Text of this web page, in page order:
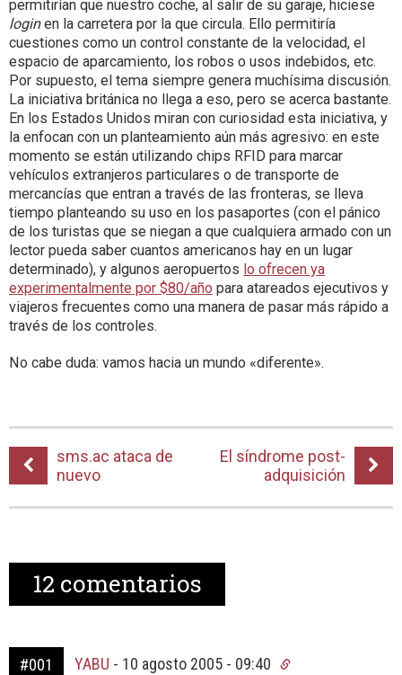
permitirían que nuestro coche, al salir de su garaje, hiciese
loginen la carretera por la que circula. Ello permitiría
cuestiones como un control constante de la velocidad, el
espacio de aparcamiento, los robos o usos indebidos, etc.
Por supuesto, el tema siempre genera muchísima discusión.
La iniciativa británica no llega a eso, pero se acerca bastante.
En los Estados Unidos miran con curiosidad esta iniciativa, y
la enfocan con un planteamiento aún más agresivo: en este
momento se están utilizando chips RFID para marcar
vehículos extranjeros particulares o de transporte de
mercancías que entran a través de las fronteras, se lleva
tiempo planteando su uso en los pasaportes (con el pánico
de los turistas que se niegan a que cualquiera armado con un
lector pueda saber cuantos americanos hay en un lugar
determinado), y algunos aeropuertos lo ofrecen ya
experimentalmente por $80/año para atareados ejecutivos y
viajeros frecuentes como una manera de pasar más rápido a
través de los controles.
No cabe duda: vamos hacia un mundo «diferente».
sms.ac ataca de
nuevo
El síndrome post-
adquisición
12 comentarios
#001 YABU - 10 agosto 2005 - 09:40